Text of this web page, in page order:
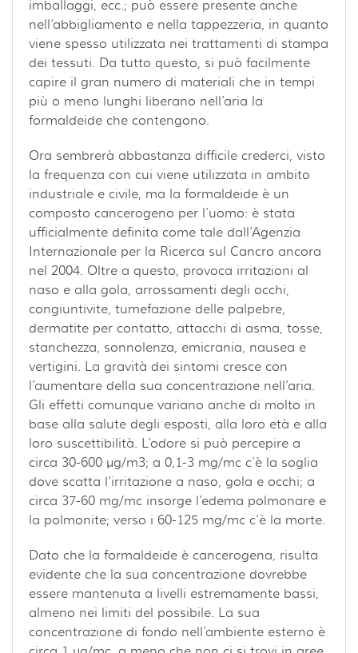
imballaggi, ecc.; può essere presente anche
nell’abbigliamento e nella tappezzeria, in quanto
viene spesso utilizzata nei trattamenti di stampa
dei tessuti. Da tutto questo, si può facilmente
capire il gran numero di materiali che in tempi
più o meno lunghi liberano nell’aria la
formaldeide che contengono.
Ora sembrerà abbastanza difficile crederci, visto
la frequenza con cui viene utilizzata in ambito
industriale e civile, ma la formaldeide è un
composto cancerogeno per l’uomo: è stata
ufficialmente definita come tale dall’Agenzia
Internazionale per la Ricerca sul Cancro ancora
nel 2004. Oltre a questo, provoca irritazioni al
naso e alla gola, arrossamenti degli occhi,
congiuntivite, tumefazione delle palpebre,
dermatite per contatto, attacchi di asma, tosse,
stanchezza, sonnolenza, emicrania, nausea e
vertigini. La gravità dei sintomi cresce con
l’aumentare della sua concentrazione nell’aria.
Gli effetti comunque variano anche di molto in
base alla salute degli esposti, alla loro età e alla
loro suscettibilità. L’odore si può percepire a
circa 30-600 µg/m3; a 0,1-3 mg/mc c’è la soglia
dove scatta l’irritazione a naso, gola e occhi; a
circa 37-60 mg/mc insorge l’edema polmonare e
la polmonite; verso i 60-125 mg/mc c’è la morte.
Dato che la formaldeide è cancerogena, risulta
evidente che la sua concentrazione dovrebbe
essere mantenuta a livelli estremamente bassi,
almeno nei limiti del possibile. La sua
concentrazione di fondo nell’ambiente esterno è